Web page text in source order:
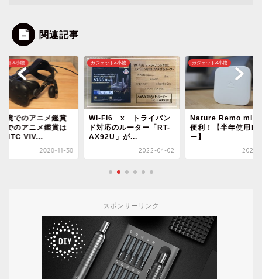
関連記事
ット&小物
x トライバン
応のルーター「RT-
」が...
2022-04-02
ガジェット&小物
Nature Remo miniは超
便利！【半年使用レビュ
ー】
2020-10-15
ガジェット&小物
HomePod をおさら
る【半年使用レビュ
2020-
スポンサーリンク